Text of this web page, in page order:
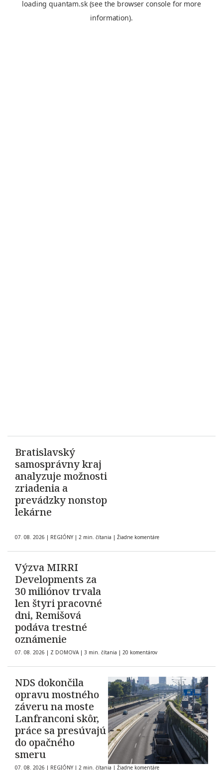
Bratislavský
samosprávny kraj
analyzuje možnosti
zriadenia a
prevádzky nonstop
lekárne
07. 08. 2026 | REGIÓNY | 2 min. čítania | Žiadne komentáre
Výzva MIRRI
Developments za
30 miliónov trvala
len štyri pracovné
dni, Remišová
podáva trestné
oznámenie
07. 08. 2026 | Z DOMOVA | 3 min. čítania | 20 komentárov
NDS dokončila
opravu mostného
záveru na moste
Lanfranconi skôr,
práce sa presúvajú
do opačného
smeru
07. 08. 2026 | REGIÓNY | 2 min. čítania | Žiadne komentáre